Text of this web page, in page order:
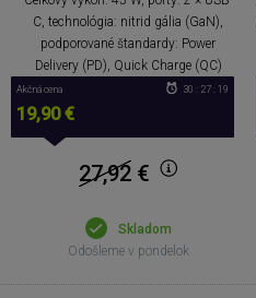
C, technológia: nitrid gália (GaN),
podporované štandardy: Power
Delivery (PD), Quick Charge (QC)
Akčná cena
19,90 €
30 : 27 : 18
27,92€
Skladom
Odošleme v pondelok